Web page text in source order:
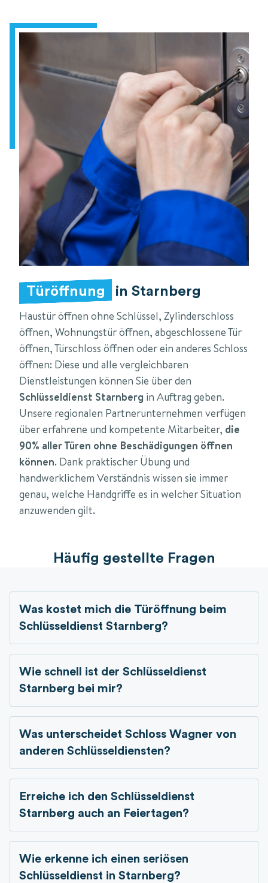
Türöffnung in Starnberg
Haustür öffnen ohne Schlüssel, Zylinderschloss
öffnen, Wohnungstür öffnen, abgeschlossene Tür
öffnen, Türschloss öffnen oder ein anderes Schloss
öffnen: Diese und alle vergleichbaren
Dienstleistungen können Sie über den
Schlüsseldienst Starnberg in Auftrag geben.
Unsere regionalen Partnerunternehmen verfügen
über erfahrene und kompetente Mitarbeiter, die
90% aller Türen ohne Beschädigungen öffnen
können. Dank praktischer Übung und
handwerklichem Verständnis wissen sie immer
genau, welche Handgriffe es in welcher Situation
anzuwenden gilt.
Häufig gestellte Fragen
Was kostet mich die Türöffnung beim
Schlüsseldienst Starnberg?
Wie schnell ist der Schlüsseldienst
Starnberg bei mir?
Was unterscheidet Schloss Wagner von
anderen Schlüsseldiensten?
Erreiche ich den Schlüsseldienst
Starnberg auch an Feiertagen?
Wie erkenne ich einen seriösen
Schlüsseldienst in Starnberg?